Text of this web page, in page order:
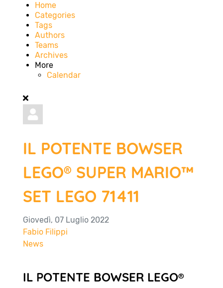
Home
Categories
Tags
Authors
Teams
Archives
More
Calendar
IL POTENTE BOWSER
LEGO® SUPER MARIO™
SET LEGO 71411
Giovedì, 07 Luglio 2022
Fabio Filippi
News
IL POTENTE BOWSER LEGO®